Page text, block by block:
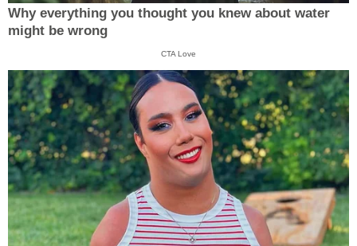
Why everything you thought you knew about water
might be wrong
CTA Love